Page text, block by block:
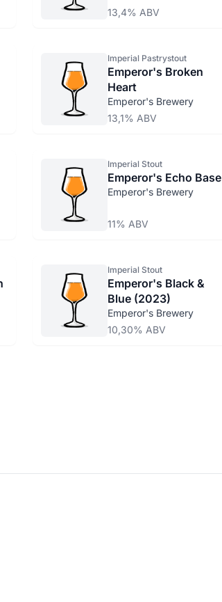
13,4% ABV
Imperial Pastrystout
Emperor's Broken
Heart
Emperor's Brewery
13,1% ABV
Imperial Stout
Emperor's Echo Base
Emperor's Brewery
11% ABV
Imperial Stout
Emperor's Black &
Blue (2023)
Emperor's Brewery
10,30% ABV